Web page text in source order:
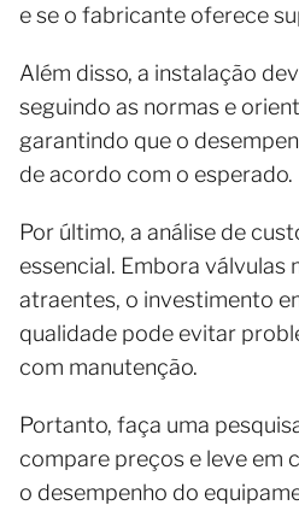
e se o fabricante oferece
Além disso, a instalação
seguindo as normas e
garantindo que o
de acordo com o esperado.
Por último, a análise de
essencial. Embora válvulas
atraentes, o investimento
qualidade pode evitar
com manutenção.
Portanto, faça uma
compare preços e leve em
o desempenho do